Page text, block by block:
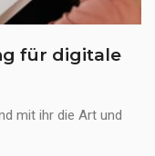
für digitale
mit ihr die Art und